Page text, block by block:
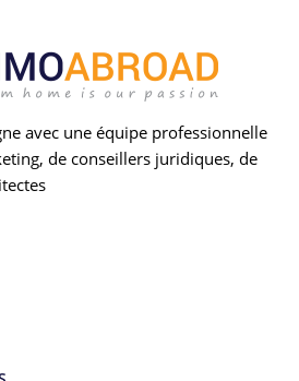
avec une équipe professionnelle
de conseillers juridiques, de